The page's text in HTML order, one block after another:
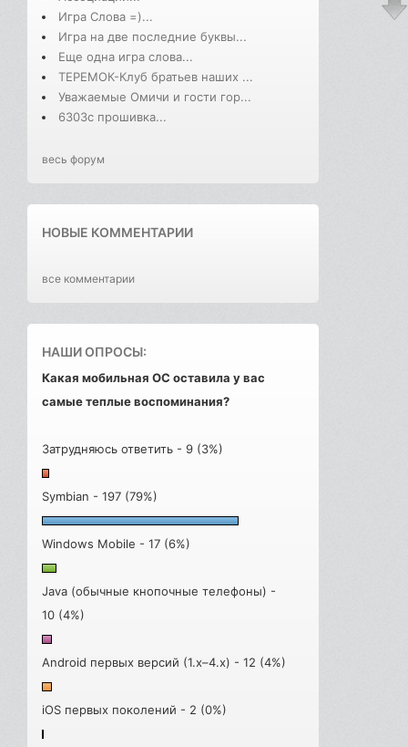
Игра Слова =)...
Игра на две последние буквы...
Еще одна игра слова...
ТЕРЕМОК-Клуб братьев наших ...
Уважаемые Омичи и гости гор...
6303с прошивка...
весь форум
НОВЫЕ КОММЕНТАРИИ
все комментарии
НАШИ ОПРОСЫ:
Какая мобильная ОС оставила у вас
самые теплые воспоминания?
Затрудняюсь ответить - 9 (3%)
Symbian - 197 (79%)
Windows Mobile - 17 (6%)
Java (обычные кнопочные телефоны) -
10 (4%)
Android первых версий (1.x–4.x) - 12 (4%)
iOS первых поколений - 2 (0%)